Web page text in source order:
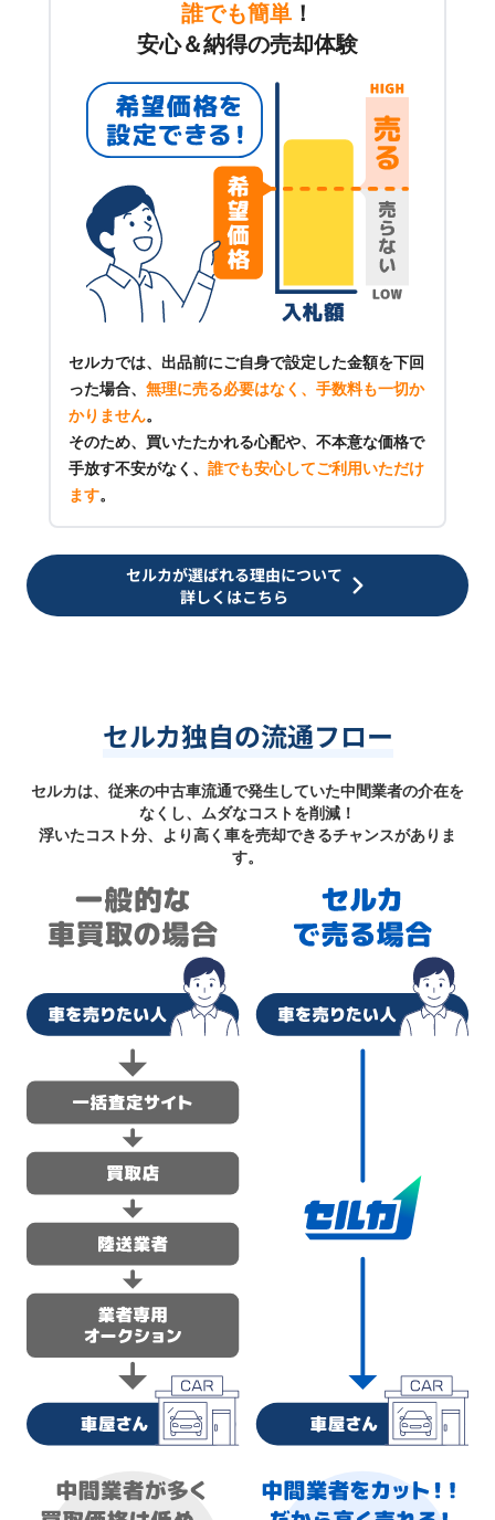
誰でも簡単 ！
安心＆納得の売却体験
セルカでは、出品前にご自身で設定した金額を下回
った場合、 無理に売る必要はなく、手数料も一切か
かりません。
そのため、買いたたかれる心配や、不本意な価格で
手放す不安がなく、 誰でも安心してご利用いただけ
ます。
セルカが選ばれる理由について
詳しくはこちら
セルカ独自の流通フロー
セルカは、従来の中古車流通で発生していた中間業者の介在を
なくし、ムダなコストを削減！
浮いたコスト分、より高く車を売却できるチャンスがありま
す。